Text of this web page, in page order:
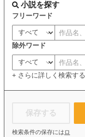
小説を探す
フリーワード
除外ワード
+ さらに詳しく検索する
保存する
検索条件の保存には ロ